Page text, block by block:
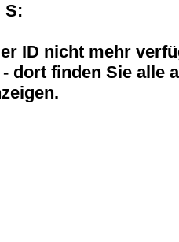
S:
ID nicht mehr
dort finden Sie alle